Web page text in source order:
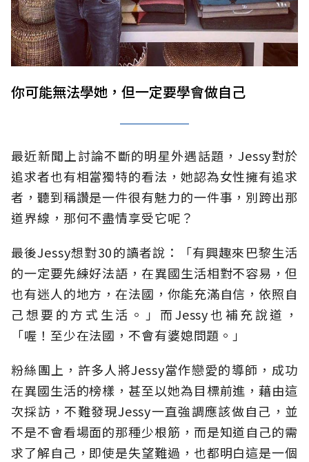
你可能無法學她，但一定要學會做自己
最近新聞上討論不斷的明星外遇話題，Jessy對於
追求者也有相當獨特的看法，她認為女性擁有追求
者，聽到稱讚是一件很有魅力的一件事，別跨出那
道界線，那何不盡情享受它呢？
最後Jessy想對30的讀者說：「有興趣來巴黎生活
的一定要先練好法語，在異國生活相對不容易，但
也有迷人的地方，在法國，你能充滿自信，依照自
己想要的方式生活。」而Jessy也補充說道，
「喔！至少在法國，不會有婆媳問題。」
粉絲團上，許多人將Jessy當作戀愛的導師，成功
在異國生活的榜樣，甚至以她為目標前進，藉由這
次採訪，不難發現Jessy一直強調應該做自己，並
不是不會看場面的那種少根筋，而是知道自己的需
求了解自己，即使是失望難過，也都明白這是一個